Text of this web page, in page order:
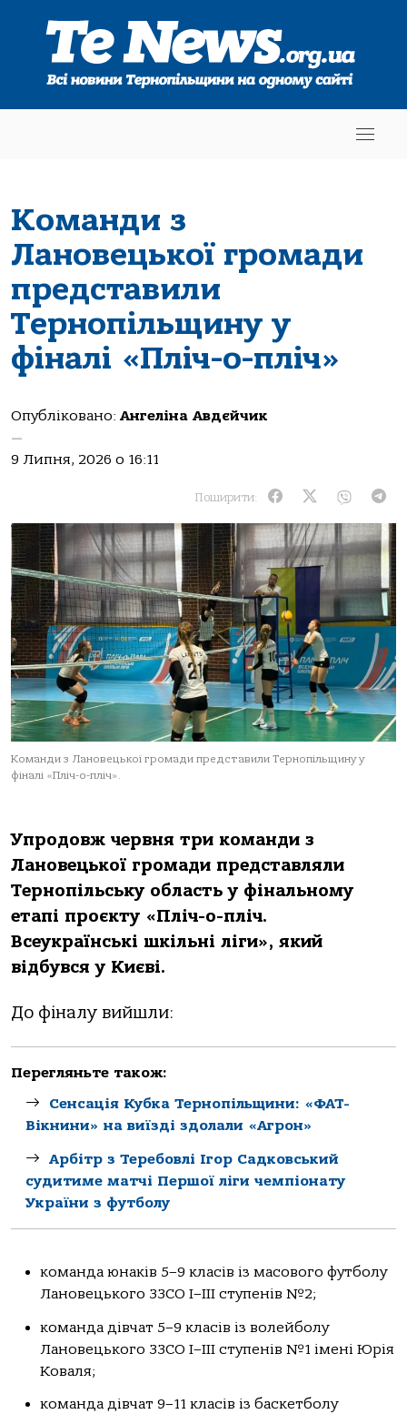
Команди з
Лановецької громади
представили
Тернопільщину у
фіналі «Пліч-о-пліч»
Опубліковано: Ангеліна Авдєйчик
—
9 Липня, 2026 о 16:11
Поширити:
Команди з Лановецької громади представили Тернопільщину у
фіналі «Пліч-о-пліч».
Упродовж червня три команди з
Лановецької громади представляли
Тернопільську область у фінальному
етапі проєкту «Пліч-о-пліч.
Всеукраїнські шкільні ліги», який
відбувся у Києві.
До фіналу вийшли:
Перегляньте також:
Сенсація Кубка Тернопільщини: «ФАТ-
Вікнини» на виїзді здолали «Агрон»
Арбітр з Теребовлі Ігор Садковський
судитиме матчі Першої ліги чемпіонату
України з футболу
команда юнаків 5–9 класів із масового футболу
Лановецького ЗЗСО І–ІІІ ступенів №2;
команда дівчат 5–9 класів із волейболу
Лановецького ЗЗСО І–ІІІ ступенів №1 імені Юрія
Коваля;
команда дівчат 9–11 класів із баскетболу